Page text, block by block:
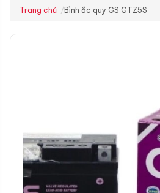
Trang chủ Bình ắc quy GS GTZ5S